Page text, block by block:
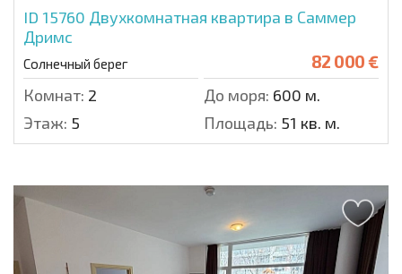
ID 15760 Двухкомнатная квартира в Саммер
Дримс
Солнечный берег 82 000 €
Комнат: 2 До моря: 600 м.
Этаж: 5 Площадь: 51 кв. м.